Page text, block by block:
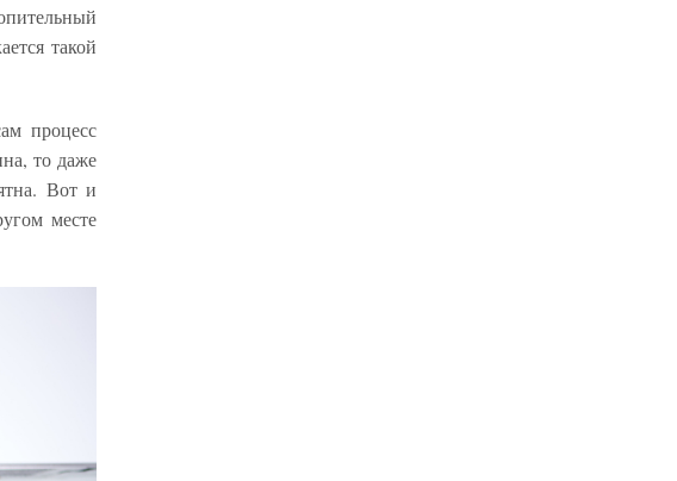
такой
процесс
то даже
Вот и
месте